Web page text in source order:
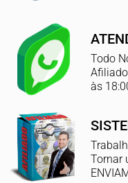
Todo
às
Tornar